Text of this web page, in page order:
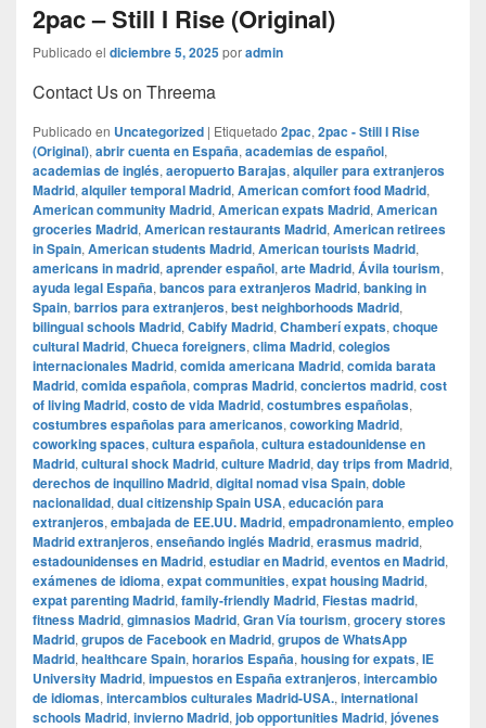
2pac – Still I Rise (Original)
Publicado el diciembre 5, 2025poradmin
Contact Us on Threema
Publicado en Uncategorized | Etiquetado 2pac, 2pac - Still I Rise
(Original), abrir cuenta en España, academias de español,
academias de inglés, aeropuerto Barajas, alquiler para extranjeros
Madrid, alquiler temporal Madrid, American comfort food Madrid,
American community Madrid, American expats Madrid, American
groceries Madrid, American restaurants Madrid, American retirees
in Spain, American students Madrid, American tourists Madrid,
americans in madrid, aprender español, arte Madrid, Ávila tourism,
ayuda legal España, bancos para extranjeros Madrid, banking in
Spain, barrios para extranjeros, best neighborhoods Madrid,
bilingual schools Madrid, Cabify Madrid, Chamberí expats, choque
cultural Madrid, Chueca foreigners, clima Madrid, colegios
internacionales Madrid, comida americana Madrid, comida barata
Madrid, comida española, compras Madrid, conciertos madrid, cost
of living Madrid, costo de vida Madrid, costumbres españolas,
costumbres españolas para americanos, coworking Madrid,
coworking spaces, cultura española, cultura estadounidense en
Madrid, cultural shock Madrid, culture Madrid, day trips from Madrid,
derechos de inquilino Madrid, digital nomad visa Spain, doble
nacionalidad, dual citizenship Spain USA, educación para
extranjeros, embajada de EE.UU. Madrid, empadronamiento, empleo
Madrid extranjeros, enseñando inglés Madrid, erasmus madrid,
estadounidenses en Madrid, estudiar en Madrid, eventos en Madrid,
exámenes de idioma, expat communities, expat housing Madrid,
expat parenting Madrid, family-friendly Madrid, Fiestas madrid,
fitness Madrid, gimnasios Madrid, Gran Vía tourism, grocery stores
Madrid, grupos de Facebook en Madrid, grupos de WhatsApp
Madrid, healthcare Spain, horarios España, housing for expats, IE
University Madrid, impuestos en España extranjeros, intercambio
de idiomas, intercambios culturales Madrid-USA., international
schools Madrid, invierno Madrid, job opportunities Madrid, jóvenes